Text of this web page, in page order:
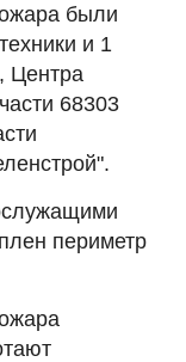
были
и 1
Центра
68303
периметр